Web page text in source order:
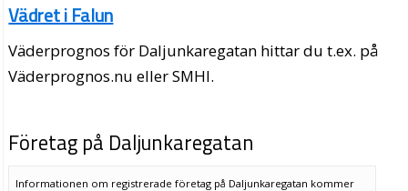
Vädret i Falun
Väderprognos för Daljunkaregatan hittar du t.ex. på
Väderprognos.nu eller SMHI.
Företag på Daljunkaregatan
Informationen om registrerade företag på Daljunkaregatan kommer